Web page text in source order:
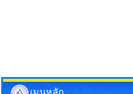
เมนูหลัก